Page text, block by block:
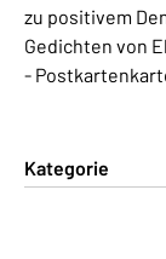
zu positivem
Gedichten von
-
Kategorie